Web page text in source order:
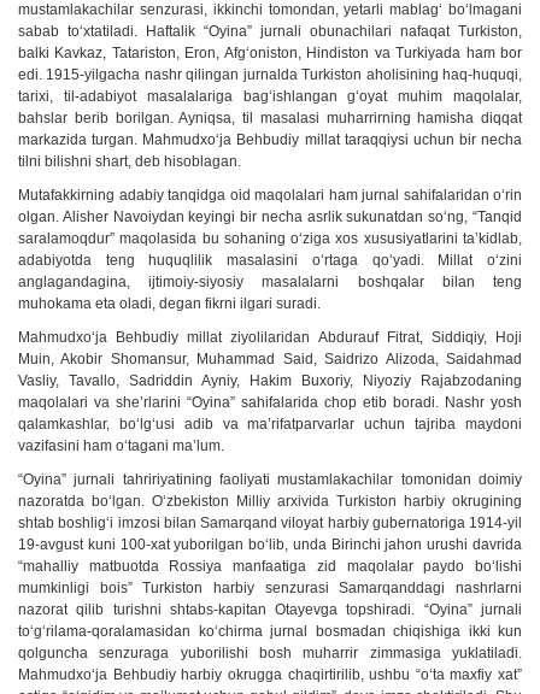
mustamlakachilar senzurasi, ikkinchi tomondan, yetarli mablag‘ bo‘lmagani
sabab to‘xtatiladi. Haftalik “Oyina” jurnali obunachilari nafaqat Turkiston,
balki Kavkaz, Tatariston, Eron, Afg‘oniston, Hindiston va Turkiyada ham bor
edi. 1915-yilgacha nashr qilingan jurnalda Turkiston aholisining haq-huquqi,
tarixi, til-adabiyot masalalariga bag‘ishlangan g‘oyat muhim maqolalar,
bahslar berib borilgan. Ayniqsa, til masalasi muharrirning hamisha diqqat
markazida turgan. Mahmudxo‘ja Behbudiy millat taraqqiysi uchun bir necha
tilni bilishni shart, deb hisoblagan.
Mutafakkirning adabiy tanqidga oid maqolalari ham jurnal sahifalaridan o‘rin
olgan. Alisher Navoiydan keyingi bir necha asrlik sukunatdan so‘ng, “Tanqid
saralamoqdur” maqolasida bu sohaning o‘ziga xos xususiyatlarini ta’kidlab,
adabiyotda teng huquqlilik masalasini o‘rtaga qo‘yadi. Millat o‘zini
anglagandagina, ijtimoiy-siyosiy masalalarni boshqalar bilan teng
muhokama eta oladi, degan fikrni ilgari suradi.
Mahmudxo‘ja Behbudiy millat ziyolilaridan Abdurauf Fitrat, Siddiqiy, Hoji
Muin, Akobir Shomansur, Muhammad Said, Saidrizo Alizoda, Saidahmad
Vasliy, Tavallo, Sadriddin Ayniy, Hakim Buxoriy, Niyoziy Rajabzodaning
maqolalari va she’rlarini “Oyina” sahifalarida chop etib boradi. Nashr yosh
qalamkashlar, bo‘lg‘usi adib va ma’rifatparvarlar uchun tajriba maydoni
vazifasini ham o‘tagani ma’lum.
“Oyina” jurnali tahririyatining faoliyati mustamlakachilar tomonidan doimiy
nazoratda bo‘lgan. O‘zbekiston Milliy arxivida Turkiston harbiy okrugining
shtab boshlig‘i imzosi bilan Samarqand viloyat harbiy gubernatoriga 1914-yil
19-avgust kuni 100-xat yuborilgan bo‘lib, unda Birinchi jahon urushi davrida
“mahalliy matbuotda Rossiya manfaatiga zid maqolalar paydo bo‘lishi
mumkinligi bois” Turkiston harbiy senzurasi Samarqanddagi nashrlarni
nazorat qilib turishni shtabs-kapitan Otayevga topshiradi. “Oyina” jurnali
to‘g‘rilama-qoralamasidan ko‘chirma jurnal bosmadan chiqishiga ikki kun
qolguncha senzuraga yuborilishi bosh muharrir zimmasiga yuklatiladi.
Mahmudxo‘ja Behbudiy harbiy okrugga chaqirtirilib, ushbu “o‘ta maxfiy xat”